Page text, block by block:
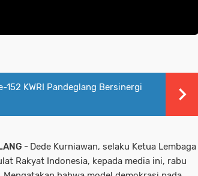
152 KWRI Pandeglang Bersinergi
- Dede Kurniawan, selaku Ketua Lembaga
Rakyat Indonesia, kepada media ini, rabu